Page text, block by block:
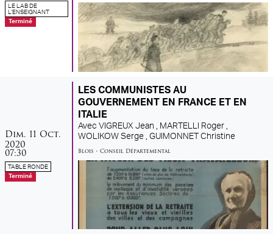
LE LAB DE
L'ENSEIGNANT
Terminé
dimanche
Dim. 11 octobre
Oct.
2020
07:30
TABLE RONDE
Terminé
LES COMMUNISTES AU
GOUVERNEMENT EN FRANCE ET EN
ITALIE
Avec VIGREUX Jean , MARTELLI Roger ,
WOLIKOW Serge , GUIMONNET Christine
Blois • Conseil Départemental